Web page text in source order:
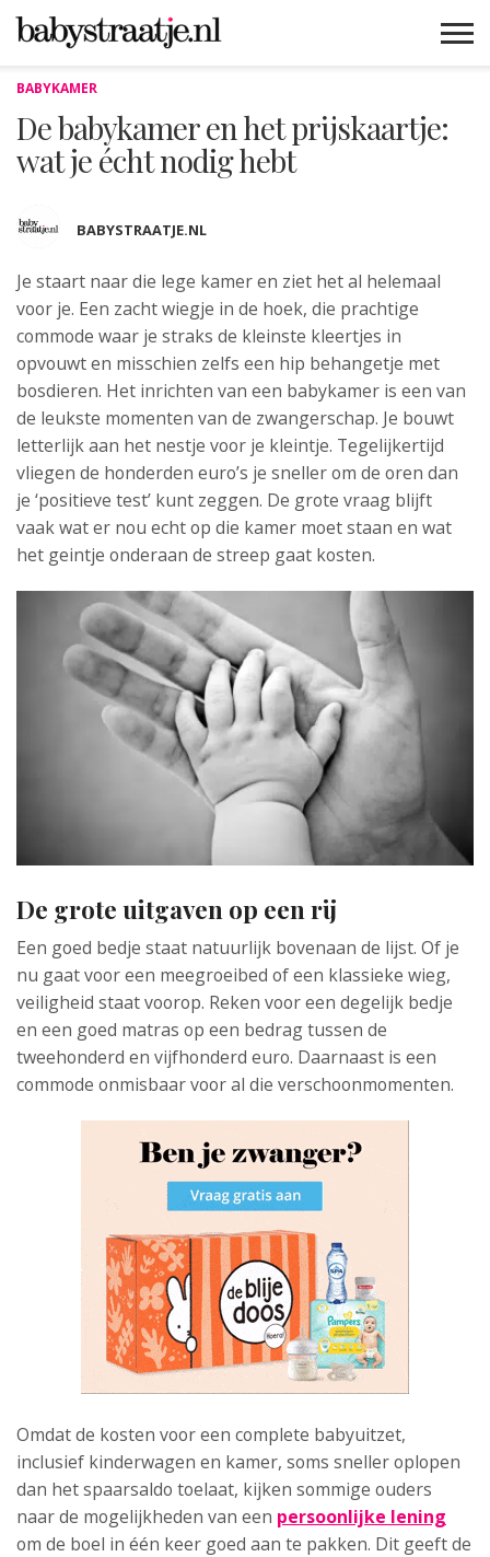
BABYKAMER
De babykamer en het prijskaartje:
wat je écht nodig hebt
BABYSTRAATJE.NL
Je staart naar die lege kamer en ziet het al helemaal
voor je. Een zacht wiegje in de hoek, die prachtige
commode waar je straks de kleinste kleertjes in
opvouwt en misschien zelfs een hip behangetje met
bosdieren. Het inrichten van een babykamer is een van
de leukste momenten van de zwangerschap. Je bouwt
letterlijk aan het nestje voor je kleintje. Tegelijkertijd
vliegen de honderden euro’s je sneller om de oren dan
je ‘positieve test’ kunt zeggen. De grote vraag blijft
vaak wat er nou echt op die kamer moet staan en wat
het geintje onderaan de streep gaat kosten.
De grote uitgaven op een rij
Een goed bedje staat natuurlijk bovenaan de lijst. Of je
nu gaat voor een meegroeibed of een klassieke wieg,
veiligheid staat voorop. Reken voor een degelijk bedje
en een goed matras op een bedrag tussen de
tweehonderd en vijfhonderd euro. Daarnaast is een
commode onmisbaar voor al die verschoonmomenten.
Omdat de kosten voor een complete babyuitzet,
inclusief kinderwagen en kamer, soms sneller oplopen
dan het spaarsaldo toelaat, kijken sommige ouders
naar de mogelijkheden van een persoonlijke lening
om de boel in één keer goed aan te pakken. Dit geeft de